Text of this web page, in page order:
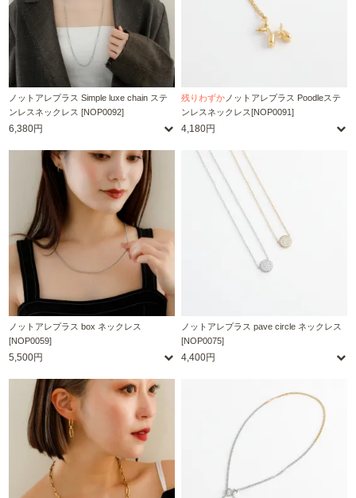
ノットアレプラス Simple luxe chain ステ
ンレスネックレス [NOP0092]
6,380円
残りわずか ノットアレプラス Poodleステ
ンレスネックレス[NOP0091]
4,180円
ノットアレプラス box ネックレス
[NOP0059]
5,500円
ノットアレプラス pave circle ネックレス
[NOP0075]
4,400円